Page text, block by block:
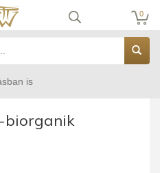
0
is
biorganik